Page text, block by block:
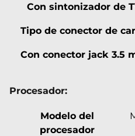
Con sintonizador de
Tipo de conector de
Con conector jack 3.5
Procesador:
Modelo del
procesador